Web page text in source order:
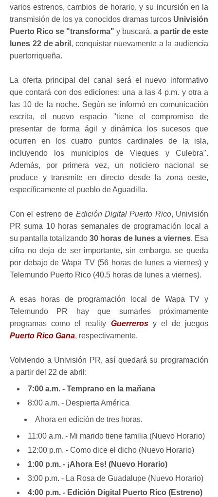
varios estrenos, cambios de horario, y su incursión en la
transmisión de los ya conocidos dramas turcos Univisión
Puerto Rico se "transforma" y buscará, a partir de este
lunes 22 de abril , conquistar nuevamente a la audiencia
puertorriqueña.
La oferta principal del canal será el nuevo informativo
que contará con dos ediciones: una a las 4 p.m. y otra a
las 10 de la noche. Según se informó en comunicación
escrita, el nuevo espacio "tiene el compromiso de
presentar de forma ágil y dinámica los sucesos que
ocurren en los cuatro puntos cardinales de la isla,
incluyendo los municipios de Vieques y Culebra".
Además, por primera vez, un noticiero nacional se
produce y transmite en directo desde la zona oeste,
específicamente el pueblo de Aguadilla.
Con el estreno de Edición Digital Puerto Rico, Univisión
PR suma 10 horas semanales de programación local a
su pantalla totalizando 30 horas de lunes a viernes. Esa
cifra no deja de ser importante, sin embargo, se queda
por debajo de Wapa TV (56 horas de lunes a viernes) y
Telemundo Puerto Rico (40.5 horas de lunes a viernes).
A esas horas de programación local de Wapa TV y
Telemundo PR hay que sumarles próximamente
programas como el reality Guerrerosy el de juegos
Puerto Rico Gana, respectivamente.
Volviendo a Univisión PR, así quedará su programación
a partir del 22 de abril:
7:00 a.m. - Temprano en la mañana
8:00 a.m. - Despierta América
Ahora en edición de tres horas.
11:00 a.m. - Mi marido tiene familia (Nuevo Horario)
12:00 p.m. - Como dice el dicho (Nuevo Horario)
1:00 p.m. - ¡Ahora Es! (Nuevo Horario)
3:00 p.m. - La Rosa de Guadalupe (Nuevo Horario)
4:00 p.m. - Edición Digital Puerto Rico (Estreno)